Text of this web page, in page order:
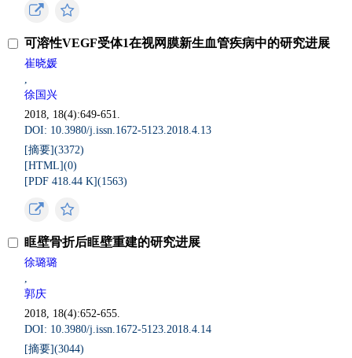
可溶性VEGF受体1在视网膜新生血管疾病中的研究进展
崔晓媛
,
徐国兴
2018, 18(4):649-651.
DOI: 10.3980/j.issn.1672-5123.2018.4.13
[摘要](3372)
[HTML](0)
[PDF 418.44 K](1563)
眶壁骨折后眶壁重建的研究进展
徐璐璐
,
郭庆
2018, 18(4):652-655.
DOI: 10.3980/j.issn.1672-5123.2018.4.14
[摘要](3044)